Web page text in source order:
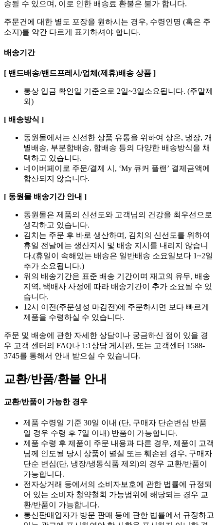
송될 수 있으며, 이로 인한 배송료 환불은 불가 합니다.
주문건에 대한 별도 포장을 원하시는 경우, 수령인명 (혹은 주
소지)를 약간 다르게 표기하셔야 합니다.
배송기간
[ 밴드배송/밴드프레시/업체(제휴)배송 상품 ]
통상 입금 확인일 기준으로 2일~3일소요됩니다. (주말제
외)
[ 배송방식 ]
동원몰에서는 신선한 상품 유통을 위하여 상온, 냉장, 개
별배송, 부분합배송, 합배송 등의 다양한 배송방식을 채
택하고 있습니다.
네이버페이로 주문/결제 시, ‘My 큐커 플랜’ 결제금액에
합산되지 않습니다.
[ 동원몰 배송기간 안내 ]
동원몰은 제품의 신선도와 고객님의 건강을 최우선으로
생각하고 있습니다.
김치는 주문 후 바로 생산하며, 김치의 신선도를 위하여
휴일 전날에는 생산지시 및 배송 지시를 내리지 않습니
다.(휴일이 속해있는 배송은 일반배송 소요일보다 1~2일
추가 소요됩니다.)
위의 배송기간은 표준 배송 기간이며 재고의 유무, 배송
지역, 택배사 사정에 따라 배송기간이 추가 소요될 수 있
습니다.
12시 이전(주문생성 마감전)에 주문하시면 보다 빠르게
제품을 수령하실 수 있습니다.
주문 및 배송에 관한 자세한 상담이나 궁금하신 점이 있을 경
우 고객 센터의 FAQ나 1:1상담 게시판, 또는 고객센터 1588-
3745를 통해서 안내 받으실 수 있습니다.
교환/반품/환불 안내
교환/반품이 가능한 경우
제품 수령일 기준 30일 이내 (단, 구매자 단순변심 반품
일 경우 수령 후 7일 이내) 반품이 가능합니다.
제품 수령 후 제품이 주문 내용과 다른 경우, 제품이 고객
님께 인도될 당시 상품이 멸실 또는 훼손된 경우, 구매자
단순 변심(단, 냉장/냉동식품 제외)의 경우 교환/반품이
가능합니다.
전자상거래 등에서의 소비자보호에 관한 법률에 규정되
어 있는 소비자 청약철회 가능범위에 해당되는 경우 교
환/반품이 가능합니다.
통신판매업자가 방문 판매 등에 관한 법률에서 규정하고